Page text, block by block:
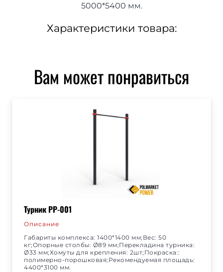
5000*5400 мм.
Характеристики товара:
Вам может понравиться
Турник РР-001
Описание
Габариты комплекса: 1400*1400 мм;Вес: 50
кг;Опорные столбы: Ø89 мм;Перекладина турника:
Ø33 мм;Хомуты для крепления: 2шт;Покраска::
полимерно-порошковая;Рекомендуемая площадь:
4400*3100 мм.